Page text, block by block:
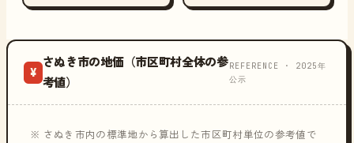
¥
さぬき市の地価（市区町村全体の参
考値）
REFERENCE · 2025年
公示
※ さぬき市内の標準地から算出した市区町村単位の参考値で